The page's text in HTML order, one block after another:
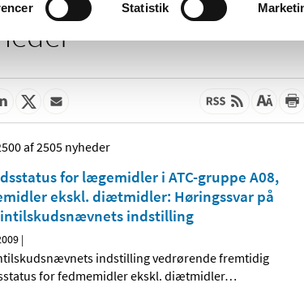
Statistik
af 2505 nyheder
for lægemidler i ATC-gruppe A08,
ekskl. diætmidler: Høringssvar på
indstilling
|
indstilling vedrørende fremtidig
for fedmemidler ekskl. diætmidler…